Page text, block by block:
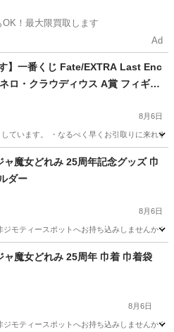
！最大限買取します
Ad
す】一番くじ Fate/EXTRA Last Enc
ロ・クラウディウス A賞 フィギュ
8月6日
ています。 ・なるべく早くお引取りに来れ
ギュア魔女どれみ 25周年記念グッズ 巾
ダー
8月6日
ティースポットへお持ち込みしませんか？
スポット
ャ魔女どれみ 25周年 巾着 巾着袋
8月6日
ティースポットへお持ち込みしませんか？